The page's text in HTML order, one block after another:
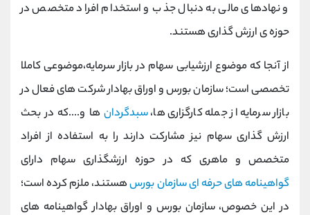
و نهادهای مالی به دنبال جذب و استخدام افراد متخصص در
حوزه ی ارزش گذاری هستند.
از آنجا که موضوع ارزشیابی سهام در بازار سرمایه،موضوعی کاملا
تخصصی است؛ سازمان بورس و اوراق بهادار شرکت های فعال در
بازار سرمایه از جمله کارگزاری ها،سبدگردان ها و....که در بحث
ارزش گذاری سهام نیز مشارکت دارند را به استفاده از افراد
متخصص و ماهری که در حوزه ارزشگذاری سهام دارای
گواهینامه های حرفه ای سازمان بورسهستند، ملزم کرده است؛
در این خصوص، سازمان بورس و اوراق بهادار گواهینامه های